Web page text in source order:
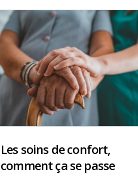
Les soins de confort,
comment ça se passe